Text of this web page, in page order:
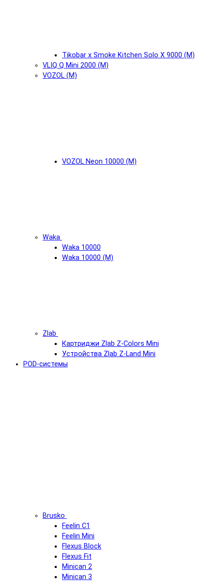
Tikobar x Smoke Kitchen Solo X 9000 (М)
VLIQ Q Mini 2000 (М)
VOZOL (М)
VOZOL Neon 10000 (М)
Waka
Waka 10000
Waka 10000 (М)
Zlab
Картриджи Zlab Z-Colors Mini
Устройства Zlab Z-Land Mini
POD-системы
Brusko
Feelin C1
Feelin Mini
Flexus Block
Flexus Fit
Minican 2
Minican 3